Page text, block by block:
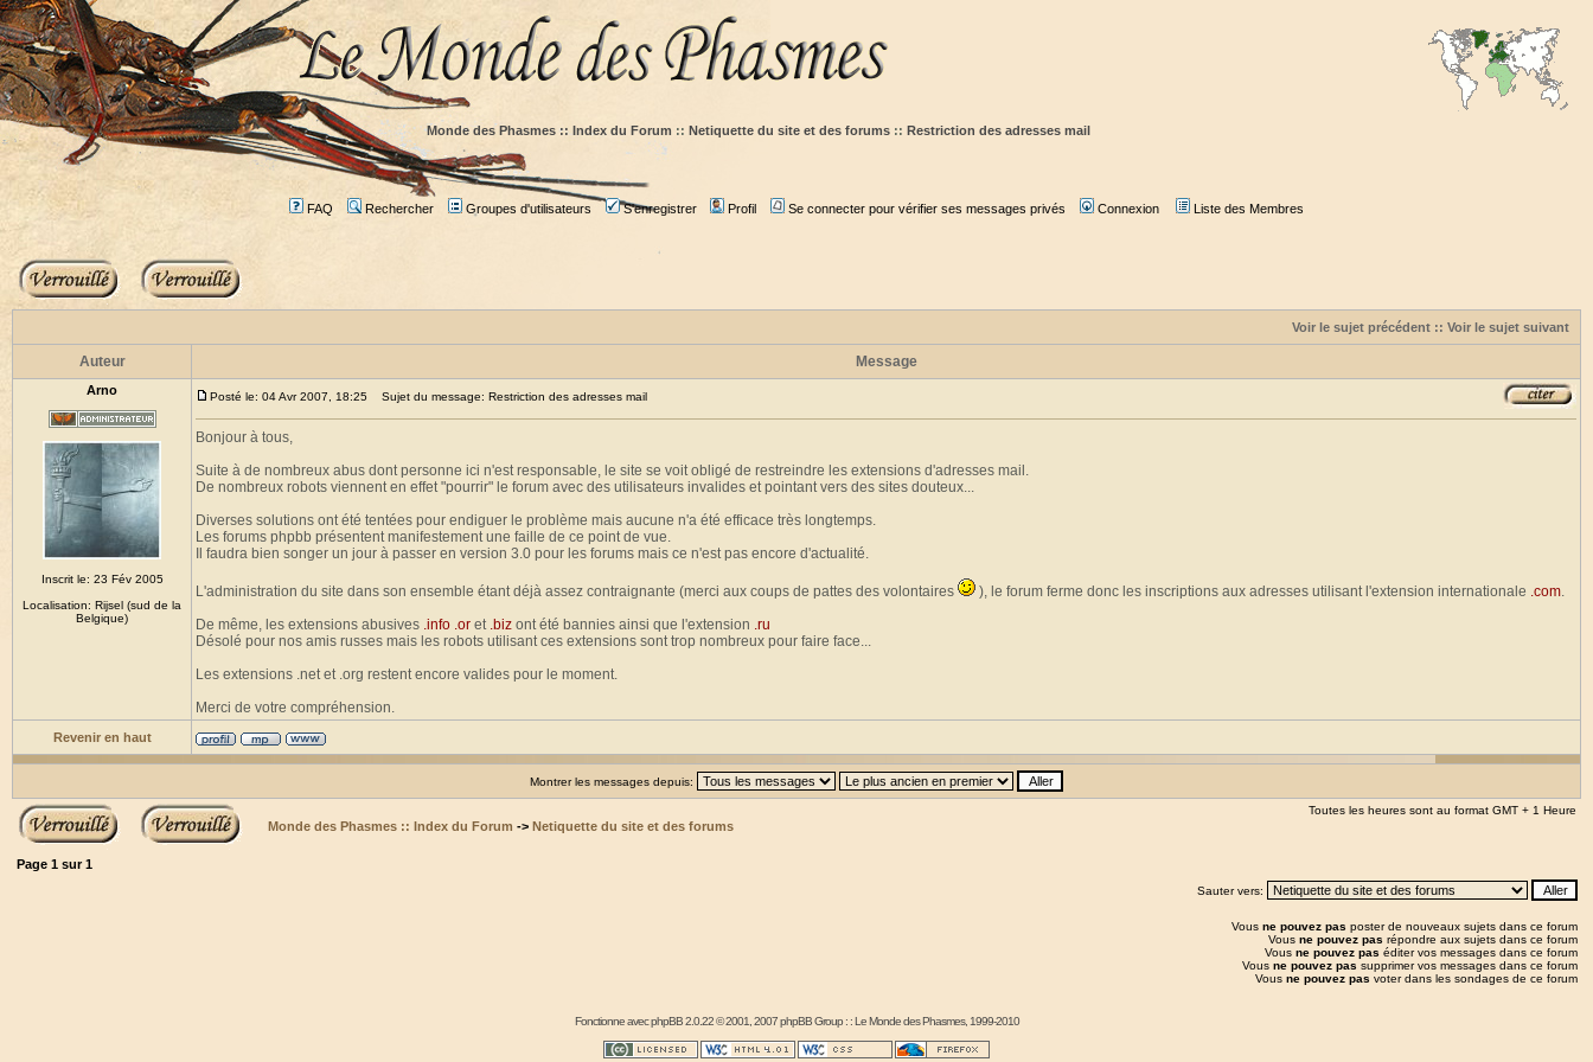
Monde des Phasmes :: Index du Forum :: Netiquette du site et des forums :: Restriction des adresses mail
FAQ Rechercher Groupes d'utilisateurs S'enregistrer Profil Se connecter pour vérifier ses messages privés Connexion Liste des Membres
Voir le sujet précédent :: Voir le sujet suivant
Auteur Message
Arno
Inscrit le: 23 Fév 2005
Localisation: Rijsel (sud de la
Belgique)
Posté le: 04 Avr 2007, 18:25 Sujet du message: Restriction des adresses mail
Bonjour à tous,
Suite à de nombreux abus dont personne ici n'est responsable, le site se voit obligé de restreindre les extensions d'adresses mail.
De nombreux robots viennent en effet "pourrir" le forum avec des utilisateurs invalides et pointant vers des sites douteux...
Diverses solutions ont été tentées pour endiguer le problème mais aucune n'a été efficace très longtemps.
Les forums phpbb présentent manifestement une faille de ce point de vue.
Il faudra bien songer un jour à passer en version 3.0 pour les forums mais ce n'est pas encore d'actualité.
L'administration du site dans son ensemble étant déjà assez contraignante (merci aux coups de pattes des volontaires ), le forum ferme donc les inscriptions aux adresses utilisant l'extension internationale .com.
De même, les extensions abusives .info .or et .biz ont été bannies ainsi que l'extension .ru
Désolé pour nos amis russes mais les robots utilisant ces extensions sont trop nombreux pour faire face...
Les extensions .net et .org restent encore valides pour le moment.
Merci de votre compréhension.
Revenir en haut
Montrer les messages depuis:
Monde des Phasmes :: Index du Forum -> Netiquette du site et des forums
Toutes les heures sont au format GMT + 1 Heure
Page 1 sur1
Sauter vers:
Vous ne pouvez pas poster de nouveaux sujets dans ce forum
Vous ne pouvez pas répondre aux sujets dans ce forum
Vous ne pouvez pas éditer vos messages dans ce forum
Vous ne pouvez pas supprimer vos messages dans ce forum
Vous ne pouvez pas voter dans les sondages de ce forum
Fonctionne avecphpBB2.0.22 © 2001, 2007 phpBB Group : :Le Monde des Phasmes, 1999-2010